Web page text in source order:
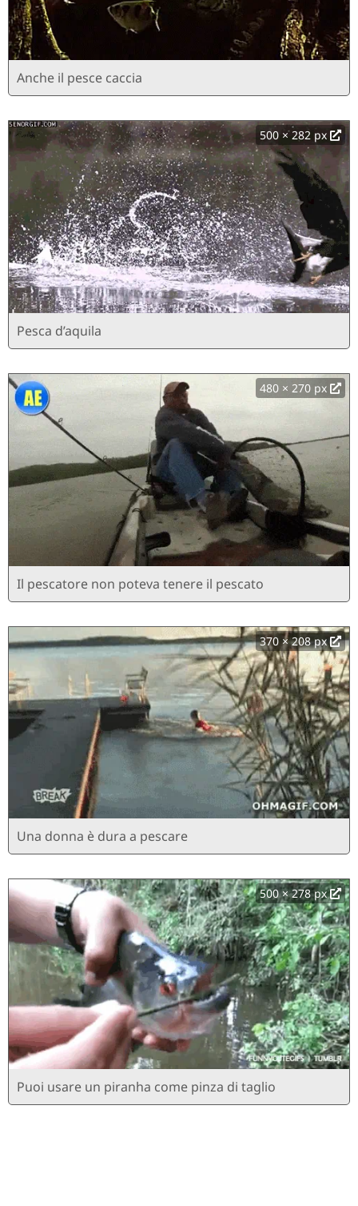
Anche il pesce caccia
500 × 282 px
Pesca d’aquila
480 × 270 px
Il pescatore non poteva tenere il pescato
370 × 208 px
Una donna è dura a pescare
500 × 278 px
Puoi usare un piranha come pinza di taglio